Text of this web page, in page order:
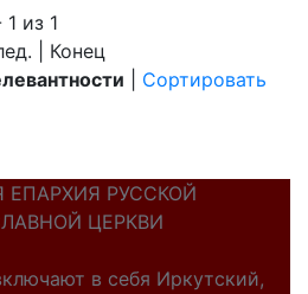
из 1
| Конец
Сортировать
ЕПАРХИЯ РУССКОЙ
ЦЕРКВИ
в себя Иркутский,